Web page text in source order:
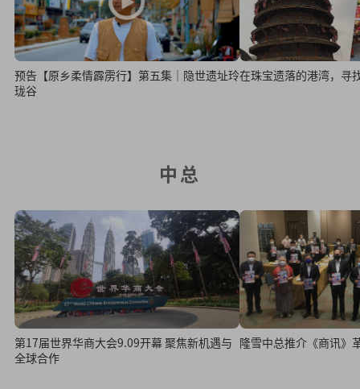
预告【原乡柔情霹雳行】第五集｜隐世遗址玲
珑谷
在珠宝遗落的港湾，寻
中总
第17届世界华商大会9.09开幕 聚焦新机遇与
全球合作
隆雪中总推介《商讯》